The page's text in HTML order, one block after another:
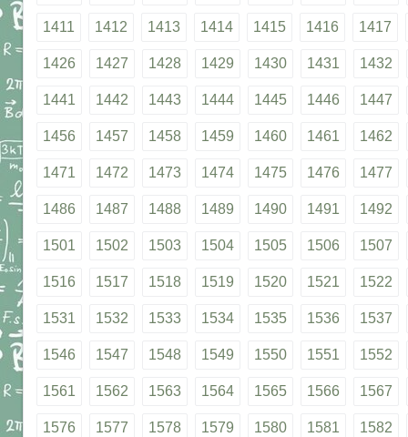
1411 1412 1413 1414 1415 1416 1417
1426 1427 1428 1429 1430 1431 1432
1441 1442 1443 1444 1445 1446 1447
1456 1457 1458 1459 1460 1461 1462
1471 1472 1473 1474 1475 1476 1477
1486 1487 1488 1489 1490 1491 1492
1501 1502 1503 1504 1505 1506 1507
1516 1517 1518 1519 1520 1521 1522
1531 1532 1533 1534 1535 1536 1537
1546 1547 1548 1549 1550 1551 1552
1561 1562 1563 1564 1565 1566 1567
1576 1577 1578 1579 1580 1581 1582